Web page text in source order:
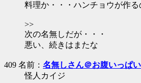
料理か・・・ハンチョウが作
>>
次の名無しだが・・・
悪い、続きはまたな
409 名前： 名無しさん＠お腹いっぱい
怪人カイジ